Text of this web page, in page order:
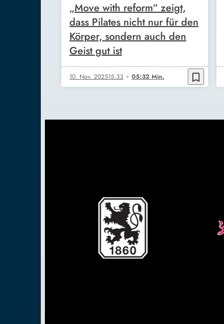
„Move with reform“ zeigt,
dass Pilates nicht nur für den
Körper, sondern auch den
Geist gut ist
10. Nov. 202515:33 05:32 Min. bookmark_border